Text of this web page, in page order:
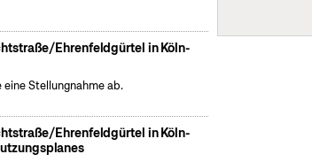
Ehrenfeldgürtel in Köln-
eine Stellungnahme ab.
Ehrenfeldgürtel in Köln-